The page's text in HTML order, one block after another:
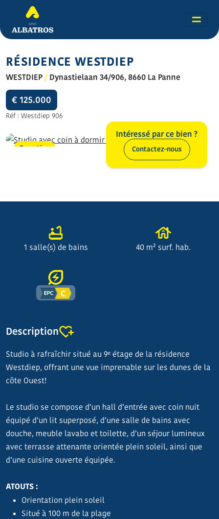
RÉSIDENCE WESTDIEP
WESTDIEP/ Dynastielaan 34/906, 8660 La Panne
€ 125.000
Réf : Westdiep 906
Toutes les photos (20)
En option
Intéressé par ce bien ?
Contactez-nous
Description
Studio à rafraîchir situé au 9ᵉ étage de la résidence
Westdiep, offrant une vue imprenable sur les dunes de la
côte Ouest!
Le studio se compose d’un hall d’entrée avec coin nuit
équipé d’un lit superposé, d’une salle de bains avec
douche, meuble lavabo et toilette, d’un séjour lumineux
avec terrasse attenante orientée plein soleil, ainsi que
d’une cuisine ouverte équipée.
ATOUTS :
Orientation plein soleil
Situé à 100 m de la plage
1 salle(s) de bains 40 m² surf. hab.